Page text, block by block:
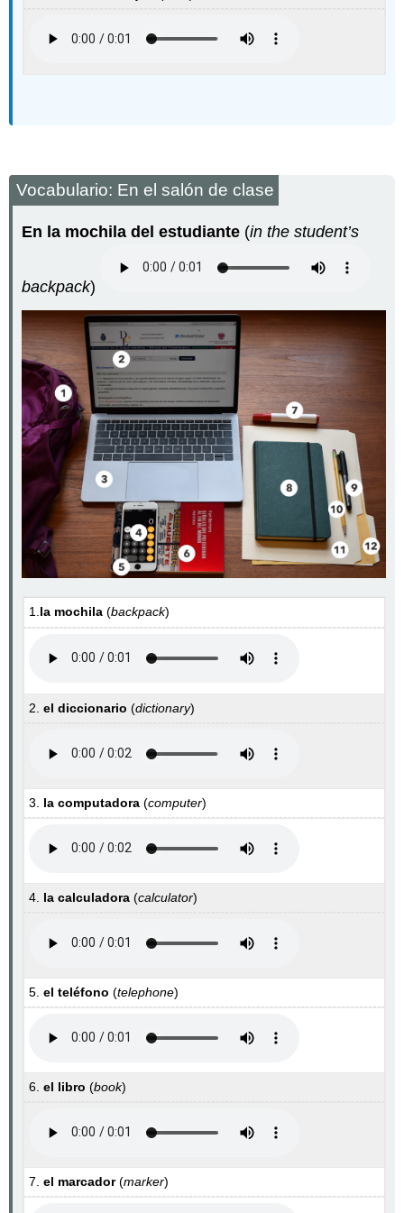
Vocabulario: En el salón de clase
En la mochila del estudiante (in the student’s
backpack)
1.la mochila (backpack)
2.el diccionario (dictionary)
3. la computadora (computer)
4. la calculadora (calculator)
5.el teléfono (telephone)
6.el libro (book)
7.el marcador(marker)